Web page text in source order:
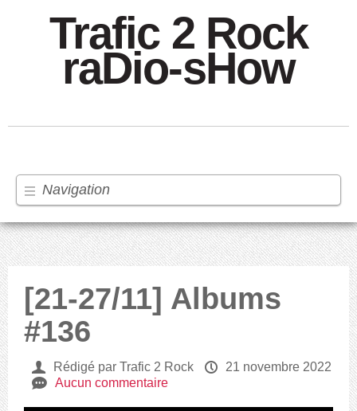
Trafic 2 Rock
raDio-sHow
Navigation
[21-27/11] Albums
#136
U Rédigé par Trafic 2 Rock P 21 novembre 2022
e Aucun commentaire